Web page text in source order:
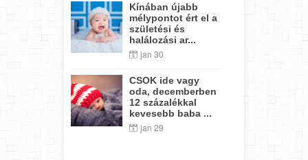
Kínában újabb
mélypontot ért el a
születési és
halálozási ar...
jan 30
CSOK ide vagy
oda, decemberben
12 százalékkal
kevesebb baba ...
jan 29